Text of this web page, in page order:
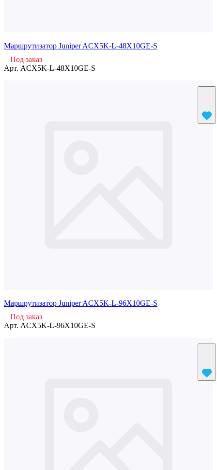
Маршрутизатор Juniper ACX5K-L-48X10GE-S
Под заказ
Арт. ACX5K-L-48X10GE-S
Маршрутизатор Juniper ACX5K-L-96X10GE-S
Под заказ
Арт. ACX5K-L-96X10GE-S